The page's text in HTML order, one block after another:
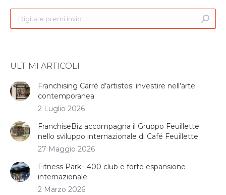
ULTIMI ARTICOLI
Franchising Carré d’artistes: investire nell’arte
contemporanea
2 Luglio 2026
FranchiseBiz accompagna il Gruppo Feuillette
nello sviluppo internazionale di Café Feuillette
27 Maggio 2026
Fitness Park : 400 club e forte espansione
internazionale
2 Marzo 2026